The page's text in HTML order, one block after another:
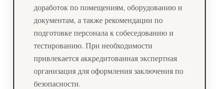
доработок по помещениям, оборудованию и
документам, а также рекомендации по
подготовке персонала к собеседованию и
тестированию. При необходимости
привлекается аккредитованная экспертная
организация для оформления заключения по
безопасности.